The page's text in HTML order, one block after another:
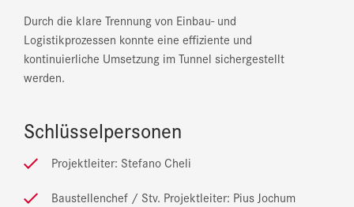
Durch die klare Trennung von Einbau- und
Logistikprozessen konnte eine effiziente und
kontinuierliche Umsetzung im Tunnel sichergestellt
werden.
Schlüsselpersonen
Projektleiter: Stefano Cheli
Baustellenchef / Stv. Projektleiter: Pius Jochum